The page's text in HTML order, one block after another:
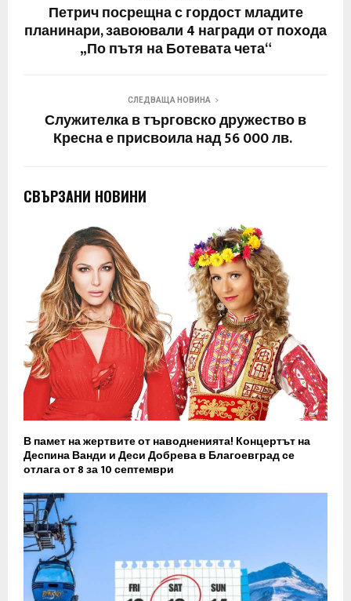
Петрич посрещна с гордост младите
планинари, завоювали 4 награди от похода
„По пътя на Ботевата чета“
СЛЕДВАЩА НОВИНА
Служителка в търговско дружество в
Кресна е присвоила над 56 000 лв.
СВЪРЗАНИ НОВИНИ
В памет на жертвите от наводненията! Концертът на
Деспина Ванди и Деси Добрева в Благоевград се
отлага от 8 за 10 септември